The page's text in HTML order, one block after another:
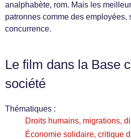
analphabète, rom. Mais les
patronnes comme des employées,
concurrence.
Le film dans la Base
société
Thématiques :
Droits humains, migrations,
Économie solidaire, critique